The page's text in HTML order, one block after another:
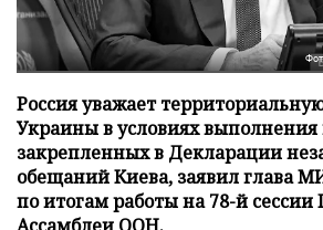
Россия уважает
Украины в условиях выполнения
закрепленных в Декларации
обещаний Киева, заявил глава
по итогам работы на 78-й сессии